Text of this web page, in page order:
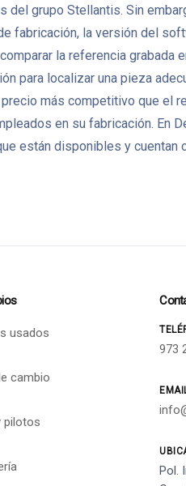
grupo Stellantis. Sin
fabricación, la versión del
la referencia grabada
para localizar una pieza
más competitivo que el
en su fabricación. En
están disponibles y cuentan
usados
cambio
pilotos
973
Pol.